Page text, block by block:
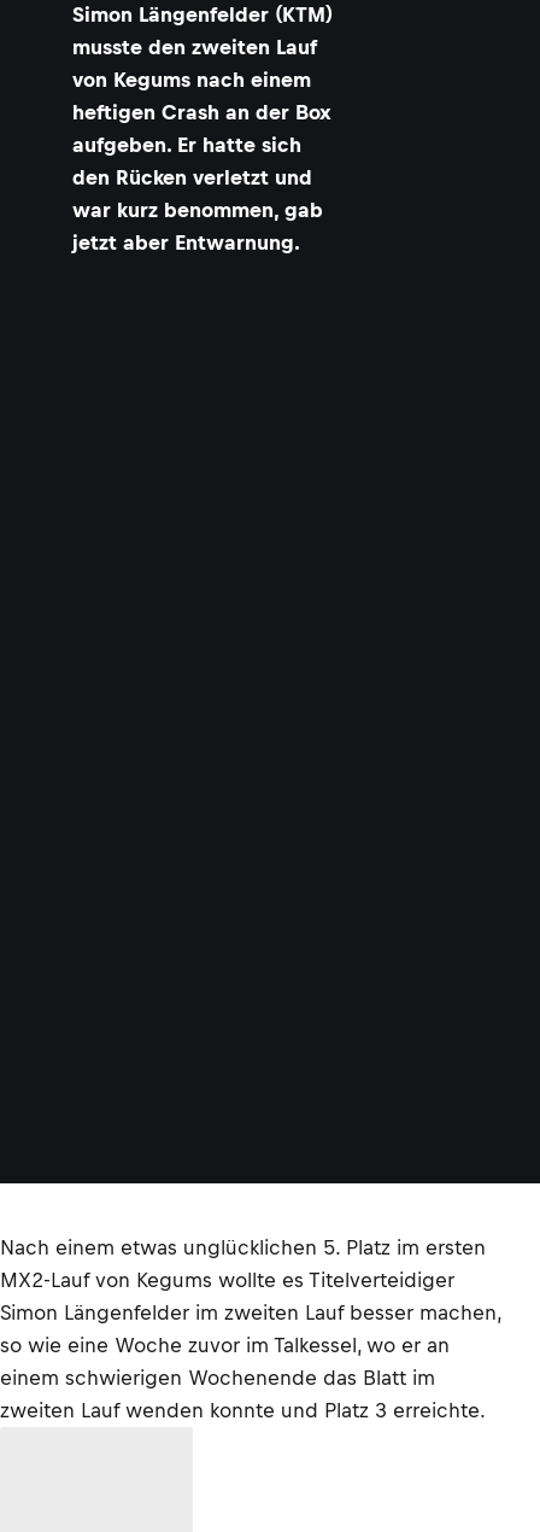
Simon Längenfelder (KTM)
musste den zweiten Lauf
von Kegums nach einem
heftigen Crash an der Box
aufgeben. Er hatte sich
den Rücken verletzt und
war kurz benommen, gab
jetzt aber Entwarnung.
Nach einem etwas unglücklichen 5. Platz im ersten
MX2-Lauf von Kegums wollte es Titelverteidiger
Simon Längenfelder im zweiten Lauf besser machen,
so wie eine Woche zuvor im Talkessel, wo er an
einem schwierigen Wochenende das Blatt im
zweiten Lauf wenden konnte und Platz 3 erreichte.